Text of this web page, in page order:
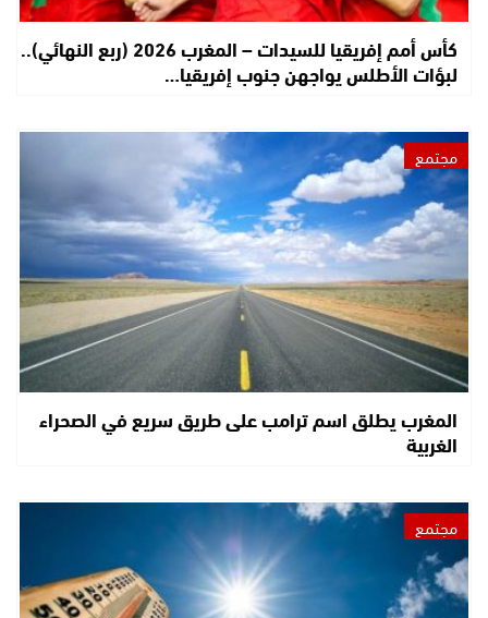
كأس أمم إفريقيا للسيدات – المغرب 2026 (ربع النهائي)..
لبؤات الأطلس يواجهن جنوب إفريقيا…
مجتمع
المغرب يطلق اسم ترامب على طريق سريع في الصحراء
الغربية
مجتمع